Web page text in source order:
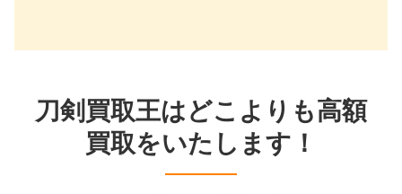
刀剣買取王はどこよりも高額
買取をいたします！